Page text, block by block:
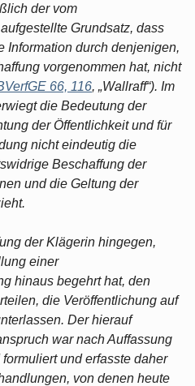
der vom
Grundsatz, dass
Information durch denjenigen,
vorgenommen hat, nicht
66, 116, „Wallraff“). Im
die Bedeutung der
der Öffentlichkeit und für
nicht eindeutig die
Beschaffung der
und die Geltung der
der Klägerin hingegen,
einer
hinaus begehrt hat, den
die Veröffentlichung auf
Der hierauf
war nach Auffassung
und erfasste daher
von denen heute